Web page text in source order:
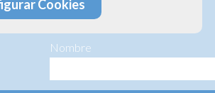
Nombre
Cookies